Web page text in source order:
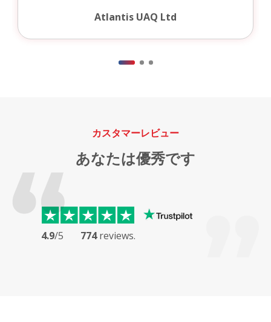
Atlantis UAQ Ltd
カスタマーレビュー
あなたは優秀です
4.9/5 774reviews.